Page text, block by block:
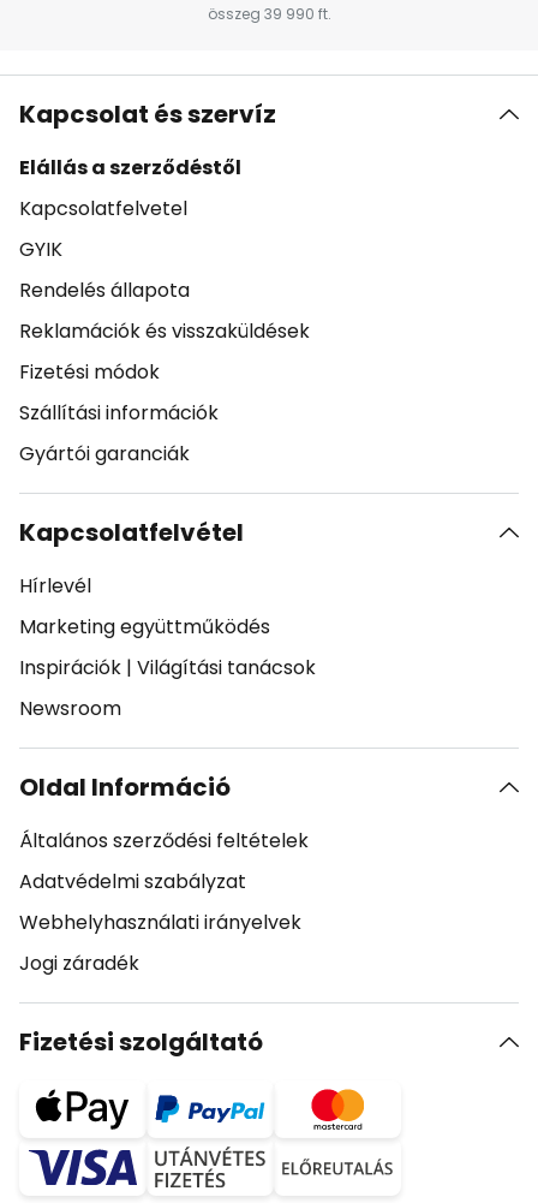
összeg 39 990 ft.
Kapcsolat és szervíz
Elállás a szerződéstől
Kapcsolatfelvetel
GYIK
Rendelés állapota
Reklamációk és visszaküldések
Fizetési módok
Szállítási információk
Gyártói garanciák
Kapcsolatfelvétel
Hírlevél
Marketing együttműködés
Inspirációk | Világítási tanácsok
Newsroom
Oldal Információ
Általános szerződési feltételek
Adatvédelmi szabályzat
Webhelyhasználati irányelvek
Jogi záradék
Fizetési szolgáltató